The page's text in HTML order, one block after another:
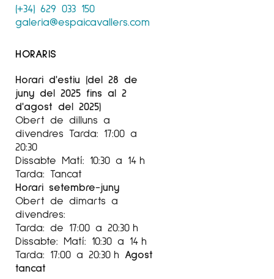
(+34) 629 033 150
galeria@espaicavallers.com
HORARIS
Horari d'estiu (del 28 de
juny del 2025 fins al 2
d'agost del 2025)
Obert de dilluns a
divendres Tarda: 17:00 a
20:30
Dissabte Matí: 10:30 a 14 h
Tarda: Tancat
Horari setembre-juny
Obert de dimarts a
divendres:
Tarda: de 17:00 a 20:30 h
Dissabte: Matí: 10:30 a 14 h
Tarda: 17:00 a 20:30 h Agost
tancat